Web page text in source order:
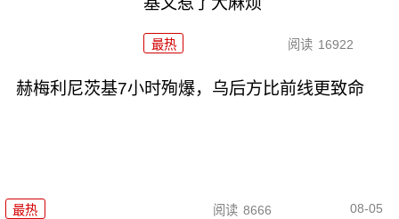
最热 阅读 16922
赫梅利尼茨基7小时殉爆，乌后方比前线更致命
最热 阅读 8666 08-05